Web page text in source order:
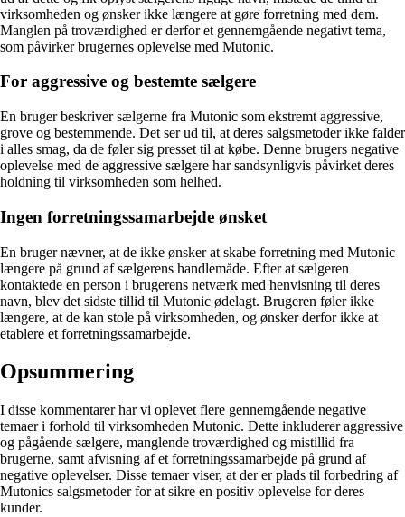
virksomheden og ønsker ikke længere at gøre forretning med dem.
Manglen på troværdighed er derfor et gennemgående negativt tema,
som påvirker brugernes oplevelse med Mutonic.
For aggressive og bestemte sælgere
En bruger beskriver sælgerne fra Mutonic som ekstremt aggressive,
grove og bestemmende. Det ser ud til, at deres salgsmetoder ikke falder
i alles smag, da de føler sig presset til at købe. Denne brugers negative
oplevelse med de aggressive sælgere har sandsynligvis påvirket deres
holdning til virksomheden som helhed.
Ingen forretningssamarbejde ønsket
En bruger nævner, at de ikke ønsker at skabe forretning med Mutonic
længere på grund af sælgerens handlemåde. Efter at sælgeren
kontaktede en person i brugerens netværk med henvisning til deres
navn, blev det sidste tillid til Mutonic ødelagt. Brugeren føler ikke
længere, at de kan stole på virksomheden, og ønsker derfor ikke at
etablere et forretningssamarbejde.
Opsummering
I disse kommentarer har vi oplevet flere gennemgående negative
temaer i forhold til virksomheden Mutonic. Dette inkluderer aggressive
og pågående sælgere, manglende troværdighed og mistillid fra
brugerne, samt afvisning af et forretningssamarbejde på grund af
negative oplevelser. Disse temaer viser, at der er plads til forbedring af
Mutonics salgsmetoder for at sikre en positiv oplevelse for deres
kunder.